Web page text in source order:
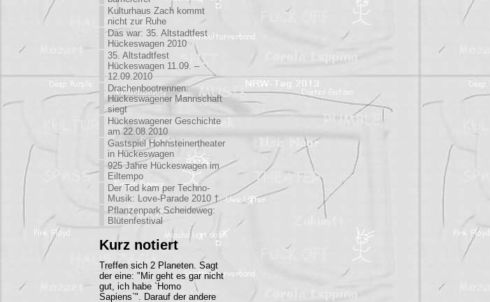
Kulturhaus Zach kommt
nicht zur Ruhe
Das war: 35. Altstadtfest
Hückeswagen 2010
35. Altstadtfest
Hückeswagen 11.09. –
12.09.2010
Drachenbootrennen:
Hückeswagener Mannschaft
siegt
Hückeswagener Geschichte
am 22.08.2010
Gastspiel Hohnsteinertheater
in Hückeswagen
925 Jahre Hückeswagen im
Eiltempo
Der Tod kam per Techno-
Musik: Love-Parade 2010 †
Pflanzenpark Scheideweg:
Blütenfestival
Kurz notiert
Treffen sich 2 Planeten. Sagt
der eine: "Mir geht es gar nicht
gut, ich habe `Homo
Sapiens`". Darauf der andere